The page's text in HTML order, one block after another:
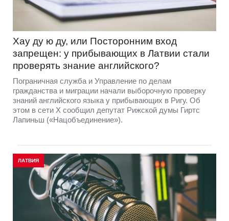
Хау ду ю ду, или Посторонним вход
запрещен: у прибывающих в Латвии стали
проверять знание английского?
Пограничная служба и Управление по делам
гражданства и миграции начали выборочную проверку
знаний английского языка у прибывающих в Ригу. Об
этом в сети Х сообщил депутат Рижской думы Гиртс
Лапиньш («Нацобъединение»).
ЛАТВИЯ